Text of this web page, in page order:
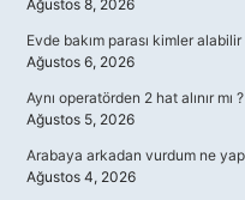
Ağustos 8, 2026
Evde bakım parası kimler alabilir
Ağustos 6, 2026
Aynı operatörden 2 hat alınır mı ?
Ağustos 5, 2026
Arabaya arkadan vurdum ne
Ağustos 4, 2026